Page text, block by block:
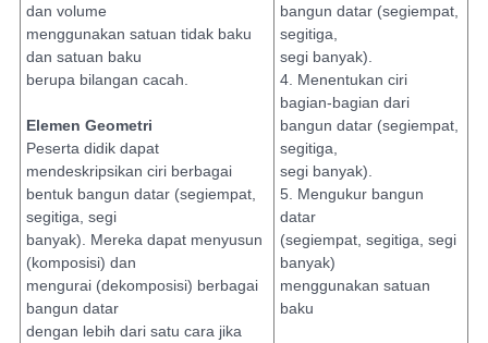
dan volume
menggunakan satuan tidak baku
dan satuan baku
berupa bilangan cacah.
Elemen Geometri
Peserta didik dapat
mendeskripsikan ciri berbagai
bentuk bangun datar (segiempat,
segitiga, segi
banyak). Mereka dapat menyusun
(komposisi) dan
mengurai (dekomposisi) berbagai
bangun datar
dengan lebih dari satu cara jika
bangun datar (segiempat,
segitiga,
segi banyak).
4. Menentukan ciri
bagian-bagian dari
bangun datar (segiempat,
segitiga,
segi banyak).
5. Mengukur bangun
datar
(segiempat, segitiga, segi
banyak)
menggunakan satuan
baku